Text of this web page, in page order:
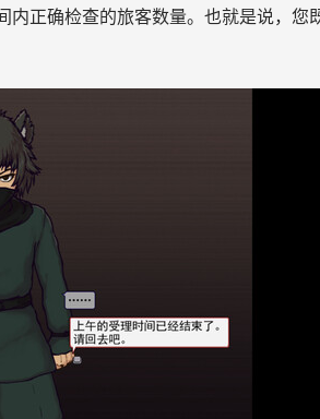
正确检查的旅客数量。也就是说，您